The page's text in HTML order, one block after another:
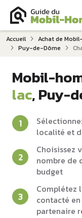
Accueil Achat de
Puy-de-Dôme
Mobil-
lac, Puy-
localité et
Choisissez
nombre de
budget
Complétez
contacté
partenaire